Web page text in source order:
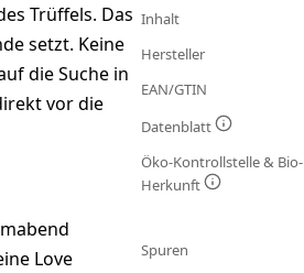
Trüffels. Das
setzt. Keine
die Suche in
vor die
Love
Inhalt
Hersteller
EAN/GTIN
Datenblatt
Öko-Kontrollstelle & Bio-
Herkunft
Spuren